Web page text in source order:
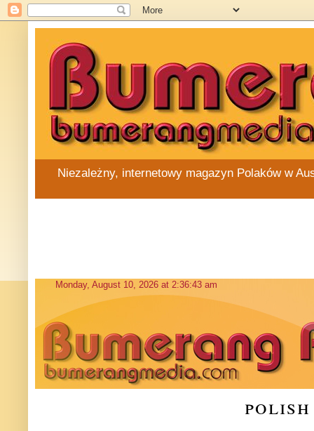
Niezależny, internetowy magazyn Polaków w